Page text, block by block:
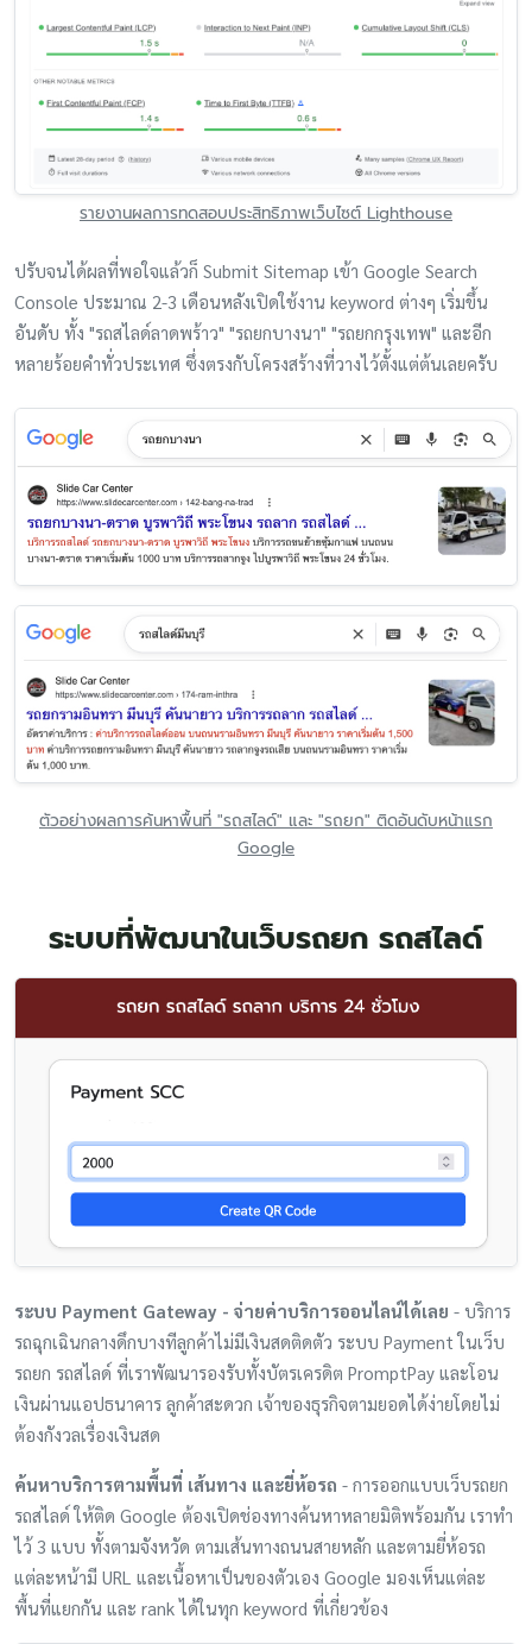
รายงานผลการทดสอบประสิทธิภาพเว็บไซต์ Lighthouse
ปรับจนได้ผลที่พอใจแล้วก็ Submit Sitemap เข้า Google Search
Console ประมาณ 2-3 เดือนหลังเปิดใช้งาน keyword ต่างๆ เริ่มขึ้น
อันดับ ทั้ง "รถสไลด์ลาดพร้าว" "รถยกบางนา" "รถยกกรุงเทพ" และอีก
หลายร้อยคำทั่วประเทศ ซึ่งตรงกับโครงสร้างที่วางไว้ตั้งแต่ต้นเลยครับ
ตัวอย่างผลการค้นหาพื้นที่ "รถสไลด์" และ "รถยก" ติดอันดับหน้าแรก
Google
ระบบที่พัฒนาในเว็บรถยก รถสไลด์
ระบบ Payment Gateway - จ่ายค่าบริการออนไลน์ได้เลย - บริการ
รถฉุกเฉินกลางดึกบางทีลูกค้าไม่มีเงินสดติดตัว ระบบ Payment ในเว็บ
รถยก รถสไลด์ ที่เราพัฒนารองรับทั้งบัตรเครดิต PromptPay และโอน
เงินผ่านแอปธนาคาร ลูกค้าสะดวก เจ้าของธุรกิจตามยอดได้ง่ายโดยไม่
ต้องกังวลเรื่องเงินสด
ค้นหาบริการตามพื้นที่ เส้นทาง และยี่ห้อรถ - การออกแบบเว็บรถยก
รถสไลด์ ให้ติด Google ต้องเปิดช่องทางค้นหาหลายมิติพร้อมกัน เราทำ
ไว้ 3 แบบ ทั้งตามจังหวัด ตามเส้นทางถนนสายหลัก และตามยี่ห้อรถ
แต่ละหน้ามี URL และเนื้อหาเป็นของตัวเอง Google มองเห็นแต่ละ
พื้นที่แยกกัน และ rank ได้ในทุก keyword ที่เกี่ยวข้อง